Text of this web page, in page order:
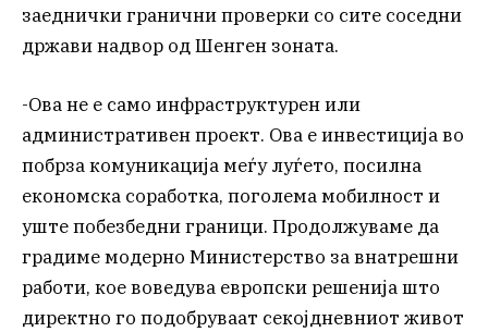
заеднички гранични проверки со сите соседни
држави надвор од Шенген зоната.
-Ова не е само инфраструктурен или
административен проект. Ова е инвестиција во
побрза комуникација меѓу луѓето, посилна
економска соработка, поголема мобилност и
уште побезбедни граници. Продолжуваме да
градиме модерно Министерство за внатрешни
работи, кое воведува европски решенија што
директно го подобруваат секојдневниот живот